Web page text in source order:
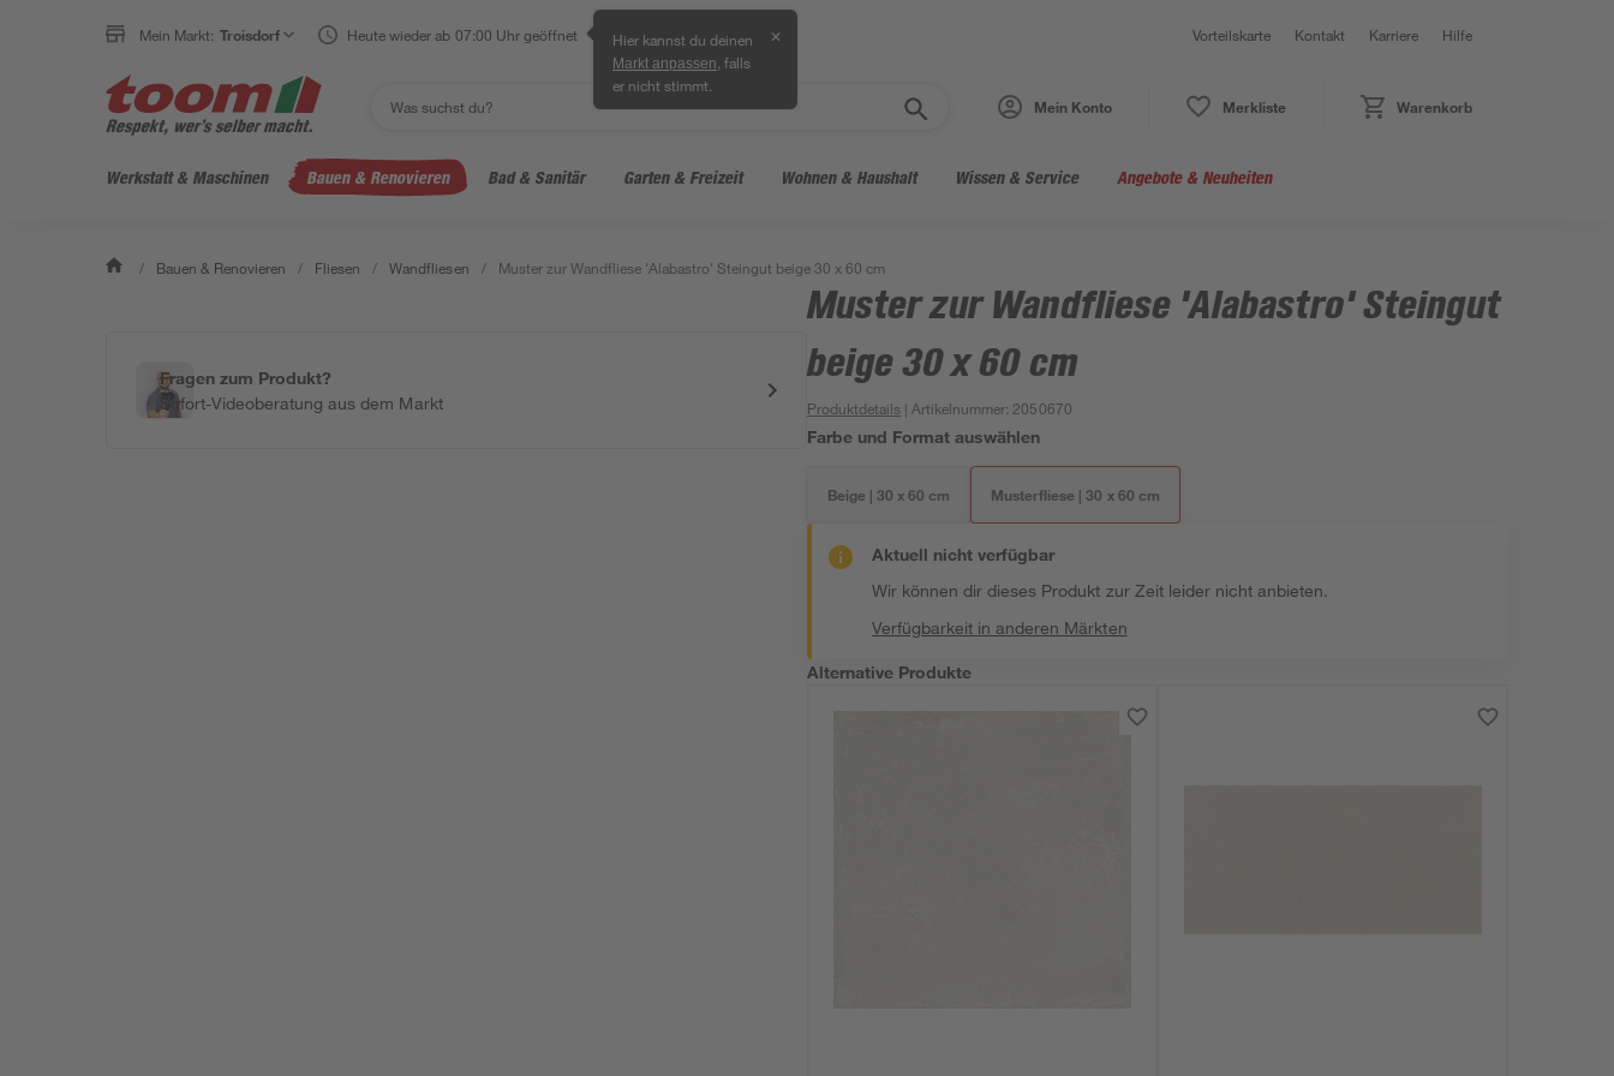
Mein Markt: Troisdorf Heute wieder ab 07:00 Uhr geöffnet Hier kannst du deinen
Markt anpassen , falls
er nicht stimmt.
✕ Vorteilskarte Kontakt Karriere Hilfe
Mein Konto Merkliste Warenkorb
Werkstatt & Maschinen Bauen & Renovieren Bad & Sanitär Garten & Freizeit Wohnen & Haushalt Wissen & Service Angebote & Neuheiten
/ Bauen & Renovieren / Fliesen / Wandfliesen / Muster zur Wandfliese 'Alabastro' Steingut beige 30 x 60 cm
Fragen zum Produkt?
Sofort-Videoberatung aus dem Markt
Muster zur Wandfliese 'Alabastro' Steingut
beige 30 x 60 cm
Produktdetails | Artikelnummer: 2050670
Farbe und Format auswählen
Beige | 30 x 60 cm Musterfliese | 30 x 60 cm
Aktuell nicht verfügbar
Wir können dir dieses Produkt zur Zeit leider nicht anbieten.
Verfügbarkeit in anderen Märkten
Alternative Produkte